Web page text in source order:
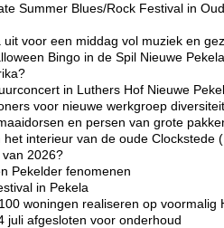
Summer Blues/Rock Festival in
voor een middag vol muziek en
Bingo in de Spil Nieuwe Pekela
in Luthers Hof Nieuwe
voor nieuwe werkgroep
en persen van grote
interieur van de oude Clockstede
2026?
Pekelder fenomenen
in Pekela
woningen realiseren op voormalig
juli afgesloten voor onderhoud